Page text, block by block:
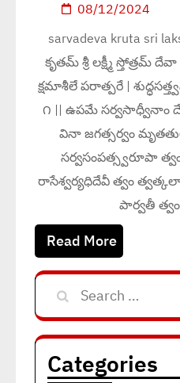
08/12/2024
sarvadeva kruta sri
కృతమ్ శ్రీ లక్ష్మీ స్తోత్రమ్
క్షమాశీలే పరాత్పరే |
౧ || ఉపమే సర్వసాధ్వీనాం
వినా జగత్సర్వం
సర్వసంపత్స్వరూపా
రాసేశ్వర్యధిదేవీ త్వం
పార్వతీ
Read More
Search
for:
Categories